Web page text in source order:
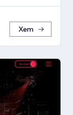
Xem